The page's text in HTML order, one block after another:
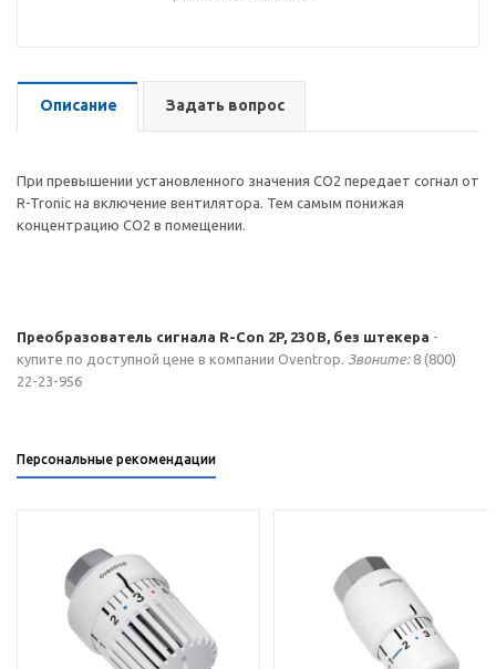
Описание Задать вопрос
При превышении установленного значения CO2 передает согнал от
R-Tronic на включение вентилятора. Тем самым понижая
концентрацию CO2 в помещении.
Преобразователь сигнала R-Con 2P, 230 В, без штекера -
купите по доступной цене в компании Oventrop. Звоните:8 (800)
22-23-956
Персональные рекомендации